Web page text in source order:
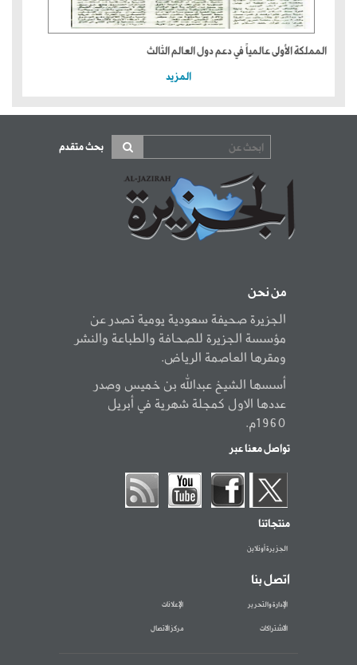
المملكة الأولى عالمياً في دعم دول العالم الثالث
المزيد
بحث متقدم
من نحن
الجزيرة صحيفة سعودية يومية تصدر عن
مؤسسة الجزيرة للصحافة والطباعة والنشر
ومقرها العاصمة الرياض.
أسسها الشيخ عبدالله بن خميس وصدر
عددها الاول كمجلة شهرية في أبريل
1960م.
تواصل معنا عبر
منتجاتنا
الجزيرة أونلاين
اتصل بنا
الإدارة والتحرير الإعلانات
الاشتراكات مركز الاتصال